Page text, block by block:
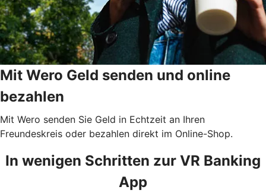
Mit Wero Geld senden und online
bezahlen
Mit Wero senden Sie Geld in Echtzeit an Ihren
Freundeskreis oder bezahlen direkt im Online-Shop.
In wenigen Schritten zur VR Banking
App